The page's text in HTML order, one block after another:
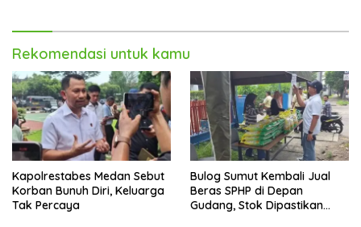
Rekomendasi untuk kamu
Kapolrestabes Medan Sebut
Korban Bunuh Diri, Keluarga
Tak Percaya
Bulog Sumut Kembali Jual
Beras SPHP di Depan
Gudang, Stok Dipastikan